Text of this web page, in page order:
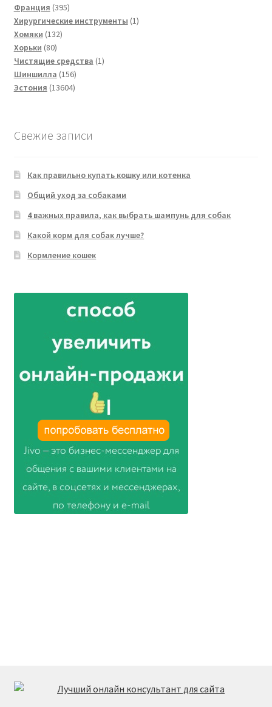
Франция 395395
товаров
Хирургические инструменты 11
Хомяки 132132
Хорьки 8080
товаров
Чистящие средства 11
Шиншилла 156156
товаров
Эстония 1360413604
Свежие записи
Как правильно купать кошку или котенка
Общий уход за собаками
4 важных правила, как выбрать шампунь для собак
Какой корм для собак лучше?
Кормление кошек